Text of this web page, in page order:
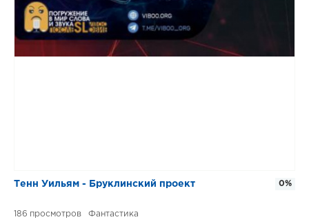
Тенн Уильям - Бруклинский проект
186 Фантастика
0%